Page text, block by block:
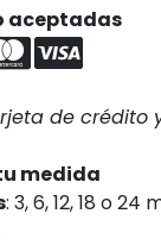
aceptadas
de crédito
medida
: 3, 6, 12, 18 o 24